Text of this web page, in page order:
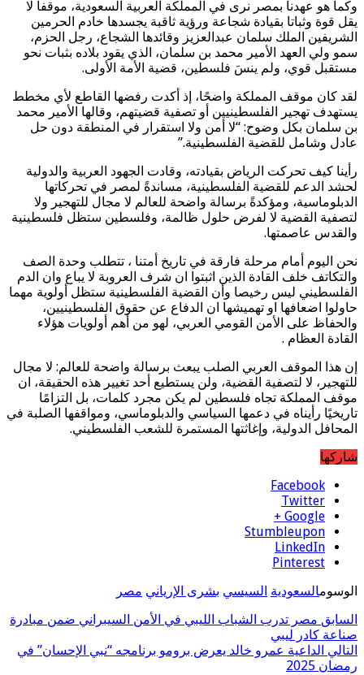
وكما هو عهدنا بمصر نرى في المملكة العربية السعودية، موقفا لا
يقل قوة وثباتا بقيادة شجاعة ورؤية ثاقبة يجسدها خادم الحرمين
الشريفين الملك سلمان عبدالعزيز وقائدها الشجاع، رجل الحزم،
سمو ولي العهد الأمير محمد بن سلمان، الذي يقود بلاده بثبات نحو
مستقبل قوي، ولم ينسَ فلسطين، قضية الأمة الأولى.
لقد كان موقف المملكة واضحًا، إذ أكدت رفضها القاطع لأي مخطط
يستهدف تهجير الفلسطينيين أو تصفية قضيتهم، وقالها الأمير محمد
بن سلمان بكل وضوح: “لا أمن ولا استقرار في المنطقة دون حل
عادل وشامل للقضية الفلسطينية.”
رأينا كيف تحركت الرياض بقيادته، وقادت الجهود العربية والدولية
لحشد الدعم للقضية الفلسطينية، مساندةً لمصر في تحركاتها
الدبلوماسية، ومؤكدةً برسالة واضحة للعالم لا مجال للتهجير ولا
لتصفية القضية لا لفرض حلول ظالمة، وفلسطين ستظل فلسطينية
والقدس عاصمتها.
نحن اليوم أمام مرحلة فارقة في تاريخ أمتنا ، تتطلب وحدة الصف
والتكاتف خلف القادة الذين اثبتوا ان شرف العروبة لا يباع وان الدم
الفلسطيني ليس رخيصا وأن القضية الفلسطينية ستظل أولوية مهما
حاولوا اضعافها او تهميشها ان الدفاع عن حقوق الفلسطينيين،
والحفاظ على الأمن القومي العربي، لهو من أهم أولويات هؤلاء
القادة العظام .
إن هذا الموقف العربي الصلب يبعث برسالة واضحة للعالم: لا مجال
للتهجير، لا لتصفية القضية، ولن يستطيع أحد تغيير هذه الحقيقة، ان
موقف المملكة تجاه فلسطين لم يكن مجرد كلمات، بل التزامًا
تاريخيًا رأيناه في دعمها السياسي والدبلوماسي، ومواقفها الصلبة في
المحافل الدولية، وإغاثتها المستمرة للشعب الفلسطيني.
شاركها
Facebook
Twitter
Google +
Stumbleupon
LinkedIn
Pinterest
الوسومالسعودية السيسي بشرى الإرياني مصر
السابق مصر تدرب الشباب الليبي في الأمن السيبراني ضمن مبادرة
صناعة كادر ليبي
التالي الداعية عمرو خالد يعرض برومو برنامجه “نبي الإحسان” في
رمضان 2025